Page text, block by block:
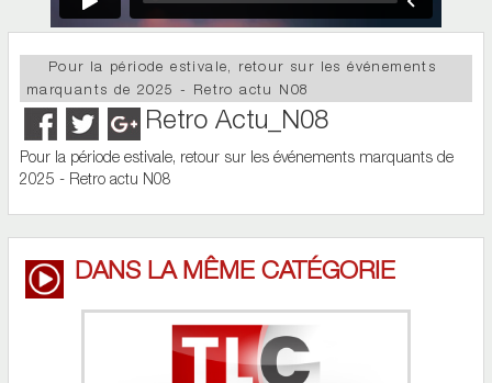
Pour la période estivale, retour sur les événements
marquants de 2025 - Retro actu N08
Retro Actu_N08
Pour la période estivale, retour sur les événements marquants de
2025 - Retro actu N08
DANS LA MÊME CATÉGORIE